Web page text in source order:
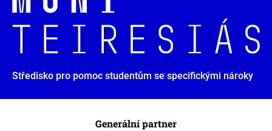
Středisko pro pomoc studentům se specifickými nároky
Generální partner